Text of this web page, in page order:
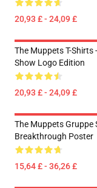
20,93 £ - 24,09 £
The Muppets T-Shirts
Show Logo Edition
20,93 £ - 24,09 £
The Muppets Gruppe
Breakthrough Poster
15,64 £ - 36,26 £